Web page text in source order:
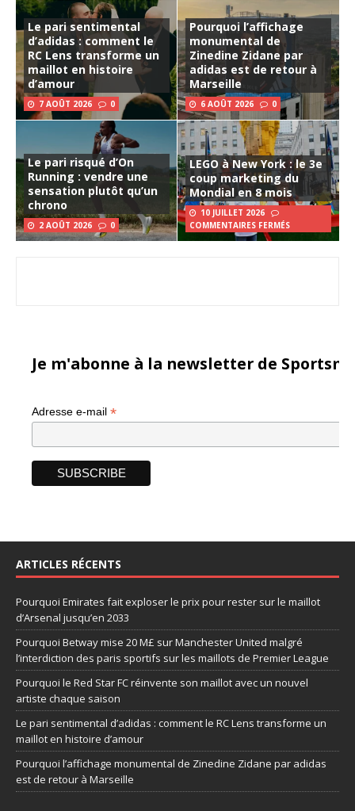
Le pari sentimental
d’adidas : comment le
RC Lens transforme un
maillot en histoire
d’amour
7 AOÛT 2026 0
Pourquoi l’affichage
monumental de
Zinedine Zidane par
adidas est de retour à
Marseille
6 AOÛT 2026 0
Le pari risqué d’On
Running : vendre une
sensation plutôt qu’un
chrono
2 AOÛT 2026 0
LEGO à New York : le 3e
coup marketing du
Mondial en 8 mois
10 JUILLET 2026
COMMENTAIRES FERMÉS
Je m'abonne à la newsletter de
Adresse e-mail *
ARTICLES RÉCENTS
Pourquoi Emirates fait exploser le prix pour rester sur le maillot
d’Arsenal jusqu’en 2033
Pourquoi Betway mise 20 M£ sur Manchester United malgré
l’interdiction des paris sportifs sur les maillots de Premier League
Pourquoi le Red Star FC réinvente son maillot avec un nouvel
artiste chaque saison
Le pari sentimental d’adidas : comment le RC Lens transforme un
maillot en histoire d’amour
Pourquoi l’affichage monumental de Zinedine Zidane par adidas
est de retour à Marseille